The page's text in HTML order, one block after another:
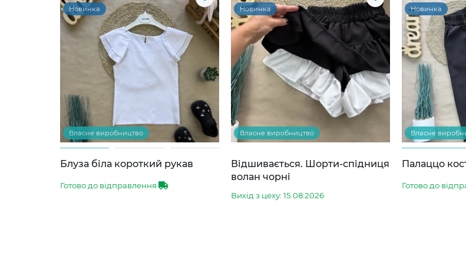
Новинка
Власне виробництво
Блуза біла короткий рукав
Готово до відправлення
Новинка
Власне виробництво
Відшивається. Шорти-спідниця
волан чорні
Вихід з цеху: 15.08.2026
Новинка
Власне
Палаццо
Готово до